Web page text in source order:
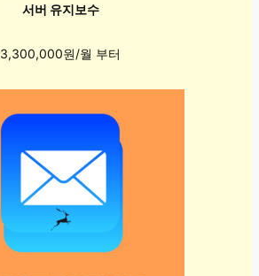
서버 유지보수
3,300,000원/월 부터